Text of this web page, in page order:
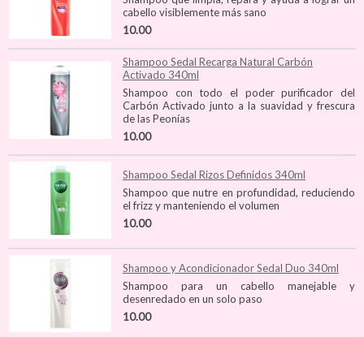
cabello visiblemente más sano
10.00
Shampoo Sedal Recarga Natural Carbón
Activado 340ml
Shampoo con todo el poder purificador del
Carbón Activado junto a la suavidad y frescura
de las Peonías
10.00
Shampoo Sedal Rizos Definidos 340ml
Shampoo que nutre en profundidad, reduciendo
el frizz y manteniendo el volumen
10.00
Shampoo y Acondicionador Sedal Duo 340ml
Shampoo para un cabello manejable y
desenredado en un solo paso
10.00